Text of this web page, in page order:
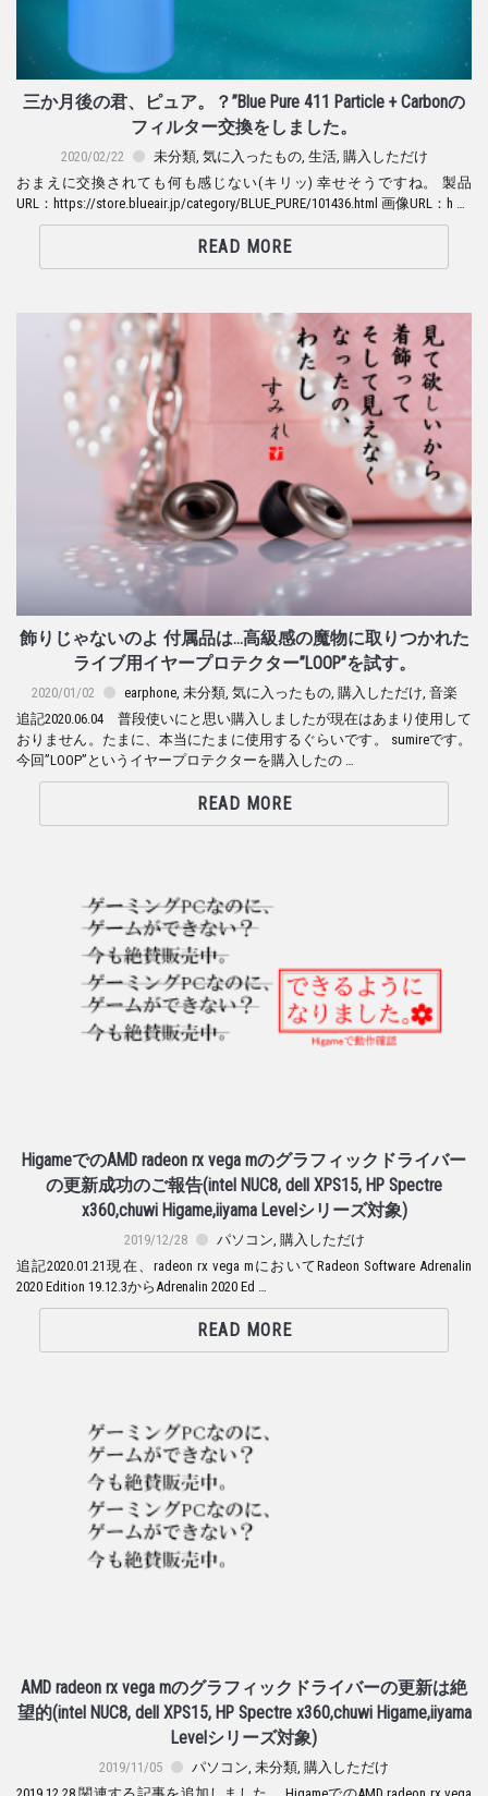
三か月後の君、ピュア。？”Blue Pure 411 Particle + Carbonの
フィルター交換をしました。
2020/02/22 未分類, 気に入ったもの, 生活, 購入しただけ
おまえに交換されても何も感じない(キリッ) 幸せそうですね。 製品
URL：https://store.blueair.jp/category/BLUE_PURE/101436.html 画像URL：h …
READ MORE
飾りじゃないのよ 付属品は…高級感の魔物に取りつかれた
ライブ用イヤープロテクター”LOOP”を試す。
2020/01/02 earphone, 未分類, 気に入ったもの, 購入しただけ 音楽
追記2020.06.04 普段使いにと思い購入しましたが現在はあまり使用して
おりません。たまに、本当にたまに使用するぐらいです。 sumireです。
今回”LOOP”というイヤープロテクターを購入したの …
READ MORE
HigameでのAMD radeon rx vega mのグラフィックドライバー
の更新成功のご報告(intel NUC8, dell XPS15, HP Spectre
x360,chuwi Higame,iiyama Levelシリーズ対象)
2019/12/28 パソコン, 購入しただけ
追記2020.01.21現在、radeon rx vega mにおいてRadeon Software Adrenalin
2020 Edition 19.12.3からAdrenalin 2020 Ed …
READ MORE
AMD radeon rx vega mのグラフィックドライバーの更新は絶
望的(intel NUC8, dell XPS15, HP Spectre x360,chuwi Higame,iiyama
Levelシリーズ対象)
2019/11/05 パソコン 未分類 購入しただけ